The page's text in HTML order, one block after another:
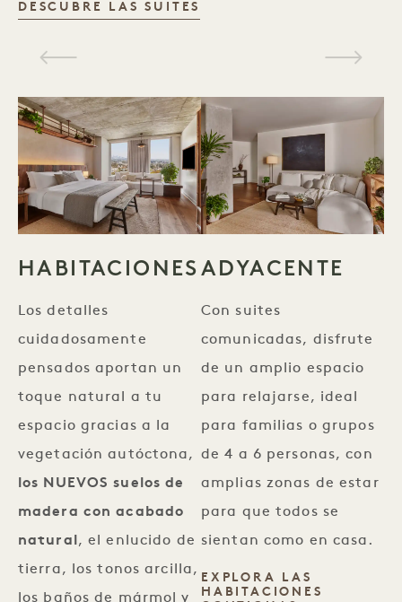
DESCUBRE LAS SUITES
HABITACIONES
Los detalles
cuidadosamente
pensados aportan un
toque natural a tu
espacio gracias a la
vegetación autóctona,
los NUEVOS suelos de
madera con acabado
natural , el enlucido de
tierra, los tonos arcilla,
los baños de mármol y
ADYACENTE
Con suites
comunicadas, disfrute
de un amplio espacio
para relajarse, ideal
para familias o grupos
de 4 a 6 personas, con
amplias zonas de estar
para que todos se
sientan como en casa.
EXPLORA LAS
HABITACIONES